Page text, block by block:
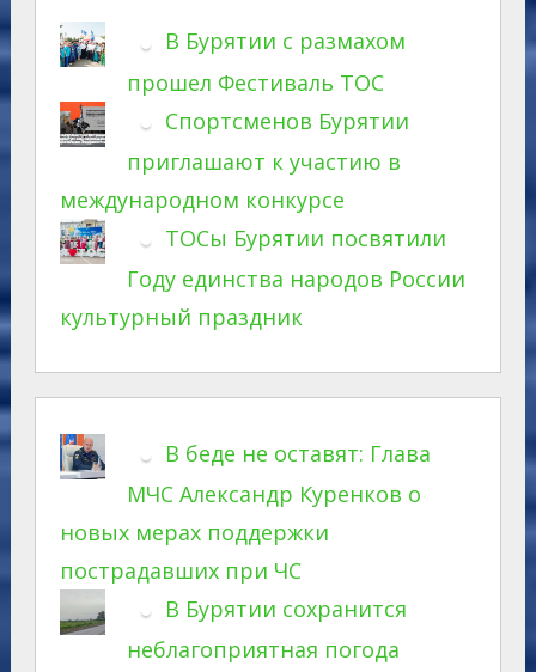
В Бурятии с размахом
прошел Фестиваль ТОС
Спортсменов Бурятии
приглашают к участию в
международном конкурсе
ТОСы Бурятии посвятили
Году единства народов России
культурный праздник
В беде не оставят: Глава
МЧС Александр Куренков о
новых мерах поддержки
пострадавших при ЧС
В Бурятии сохранится
неблагоприятная погода